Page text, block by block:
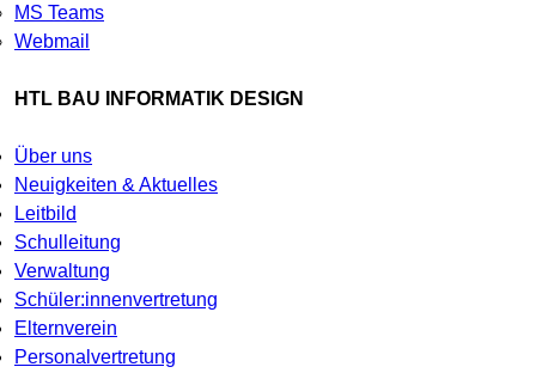
MS Teams
Webmail
HTL BAU INFORMATIK DESIGN
Über uns
Neuigkeiten & Aktuelles
Leitbild
Schulleitung
Verwaltung
Schüler:innenvertretung
Elternverein
Personalvertretung